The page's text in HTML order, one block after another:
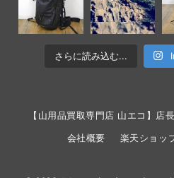
さらに読み込む...
【山用品買取専門店 山エコ】店
会社概要 楽天ショッ